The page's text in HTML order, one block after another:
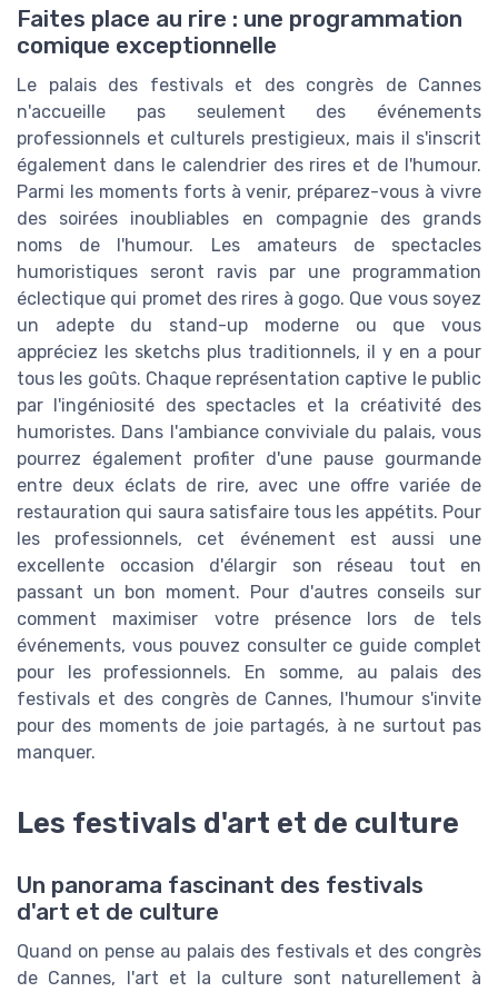
Faites place au rire : une programmation
comique exceptionnelle
Le palais des festivals et des congrès de Cannes
n'accueille pas seulement des événements
professionnels et culturels prestigieux, mais il s'inscrit
également dans le calendrier des rires et de l'humour.
Parmi les moments forts à venir, préparez-vous à vivre
des soirées inoubliables en compagnie des grands
noms de l'humour. Les amateurs de spectacles
humoristiques seront ravis par une programmation
éclectique qui promet des rires à gogo. Que vous soyez
un adepte du stand-up moderne ou que vous
appréciez les sketchs plus traditionnels, il y en a pour
tous les goûts. Chaque représentation captive le public
par l'ingéniosité des spectacles et la créativité des
humoristes. Dans l'ambiance conviviale du palais, vous
pourrez également profiter d'une pause gourmande
entre deux éclats de rire, avec une offre variée de
restauration qui saura satisfaire tous les appétits. Pour
les professionnels, cet événement est aussi une
excellente occasion d'élargir son réseau tout en
passant un bon moment. Pour d'autres conseils sur
comment maximiser votre présence lors de tels
événements, vous pouvez consulter ce guide complet
pour les professionnels. En somme, au palais des
festivals et des congrès de Cannes, l'humour s'invite
pour des moments de joie partagés, à ne surtout pas
manquer.
Les festivals d'art et de culture
Un panorama fascinant des festivals
d'art et de culture
Quand on pense au palais des festivals et des congrès
de Cannes, l'art et la culture sont naturellement à